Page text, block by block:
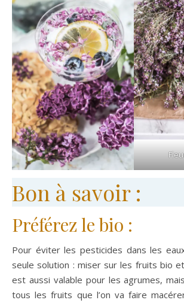
Bon à savoir :
Préférez le bio :
Pour éviter les pesticides dans les
seule solution : miser sur les fruits bio
est aussi valable pour les agrumes,
tous les fruits que l’on va faire